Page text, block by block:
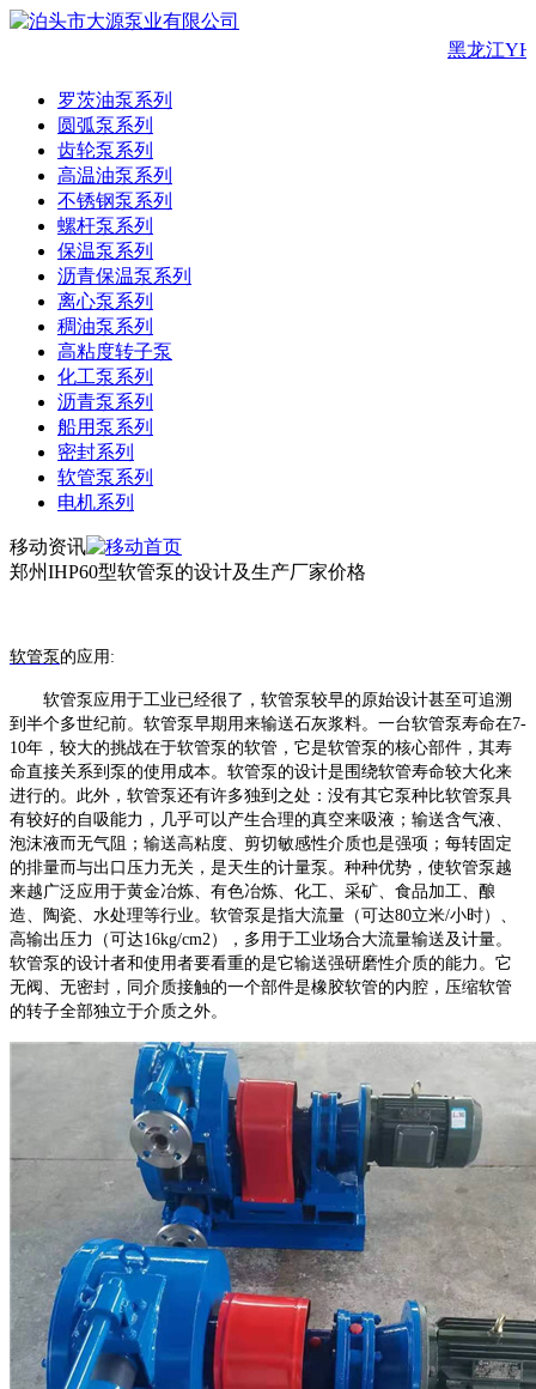
黑龙江
罗茨油泵系列
圆弧泵系列
齿轮泵系列
高温油泵系列
不锈钢泵系列
螺杆泵系列
保温泵系列
沥青保温泵系列
离心泵系列
稠油泵系列
高粘度转子泵
化工泵系列
沥青泵系列
船用泵系列
密封系列
软管泵系列
电机系列
移动资讯
郑州IHP60型软管泵的设计及生产厂家价格
软管泵 的应用 :
软管泵应用于工业已经很了，软管泵较早的原始设计甚至可追溯
到半个多世纪前。软管泵早期用来输送石灰浆料。一台软管泵寿命在7-
10年，较大的挑战在于软管泵的软管，它是软管泵的核心部件，其寿
命直接关系到泵的使用成本。软管泵的设计是围绕软管寿命较大化来
进行的。此外，软管泵还有许多独到之处：没有其它泵种比软管泵具
有较好的自吸能力，几乎可以产生合理的真空来吸液；输送含气液、
泡沫液而无气阻；输送高粘度、剪切敏感性介质也是强项；每转固定
的排量而与出口压力无关，是天生的计量泵。种种优势，使软管泵越
来越广泛应用于黄金冶炼、有色冶炼、化工、采矿、食品加工、酿
造、陶瓷、水处理等行业。软管泵是指大流量（可达80立米/小时）、
高输出压力（可达16kg/cm2），多用于工业场合大流量输送及计量。
软管泵的设计者和使用者要看重的是它输送强研磨性介质的能力。它
无阀、无密封，同介质接触的一个部件是橡胶软管的内腔，压缩软管
的转子全部独立于介质之外。